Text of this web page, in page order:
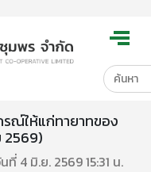
ณ์ให้แก่ทายาทของ
2569)
ที่ 4 มิ.ย. 2569 15:31 น.